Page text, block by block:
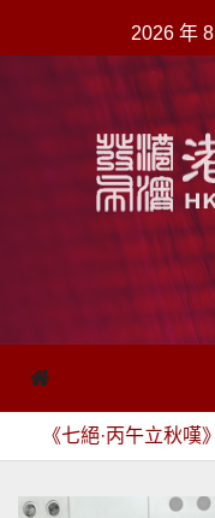
至
2026 年
午立秋嘆》 《香